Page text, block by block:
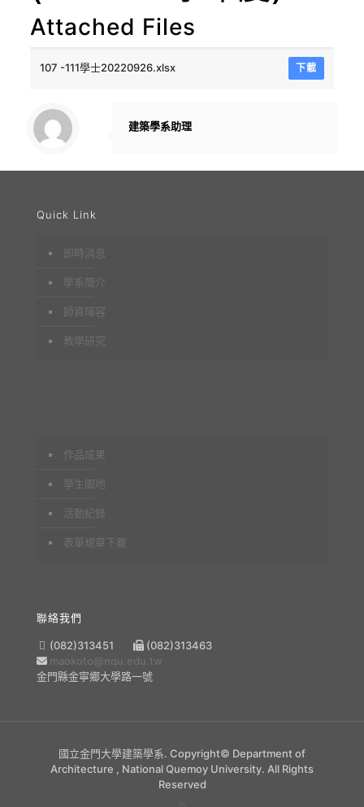
Attached Files
107 -111學士20220926.xlsx 下載
建築學系助理
Quick Link
即時消息
學系簡介
師資陣容
教學研究
作品成果
學生園地
活動紀錄
表單規章下載
聯絡我們
(082)313451
(082)313463
maokoto@nqu.edu.tw
金門縣金寧鄉大學路一號
國立金門大學建築學系. Copyright© Department of
Architecture , National Quemoy University. All Rights
Reserved